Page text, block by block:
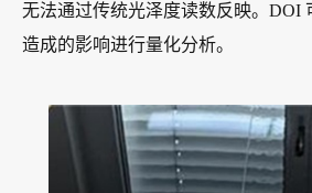
无法通过传统光泽度读数反映。DOI
造成的影响进行量化分析。